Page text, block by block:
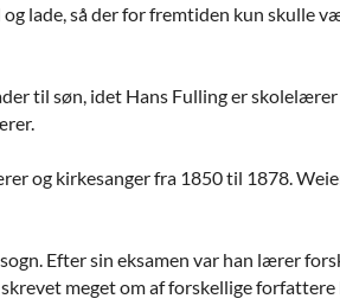
lade, så der for fremtiden kun skulle
til søn, idet Hans Fulling er
og kirkesanger fra 1850 til 1878.
Efter sin eksamen var han lærer
meget om af forskellige